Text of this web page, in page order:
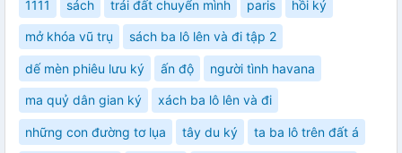
1111 sách trái đất chuyển mình paris hồi ký
mở khóa vũ trụ sách ba lô lên và đi tập 2
dế mèn phiêu lưu ký ấn độ người tình havana
ma quỷ dân gian ký xách ba lô lên và đi
những con đường tơ lụa tây du ký ta ba lô trên đất á